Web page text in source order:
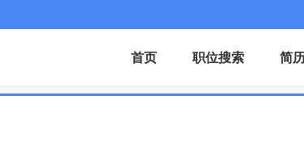
首页 职位搜索 简